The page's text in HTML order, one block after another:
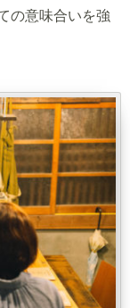
の意味合いを強